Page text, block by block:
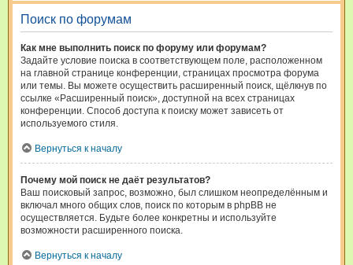
Поиск по форумам
Как мне выполнить поиск по форуму или форумам?
Задайте условие поиска в соответствующем поле, расположенном
на главной странице конференции, страницах просмотра форума
или темы. Вы можете осуществить расширенный поиск, щёлкнув по
ссылке «Расширенный поиск», доступной на всех страницах
конференции. Способ доступа к поиску может зависеть от
используемого стиля.
Вернуться к началу
Почему мой поиск не даёт результатов?
Ваш поисковый запрос, возможно, был слишком неопределённым и
включал много общих слов, поиск по которым в phpBB не
осуществляется. Будьте более конкретны и используйте
возможности расширенного поиска.
Вернуться к началу